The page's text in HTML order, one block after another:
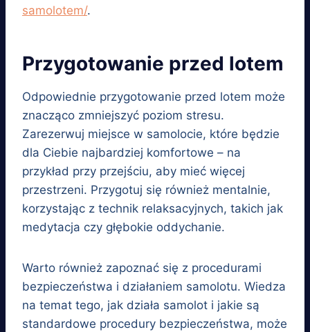
samolotem/.
Przygotowanie przed lotem
Odpowiednie przygotowanie przed lotem może
znacząco zmniejszyć poziom stresu.
Zarezerwuj miejsce w samolocie, które będzie
dla Ciebie najbardziej komfortowe – na
przykład przy przejściu, aby mieć więcej
przestrzeni. Przygotuj się również mentalnie,
korzystając z technik relaksacyjnych, takich jak
medytacja czy głębokie oddychanie.
Warto również zapoznać się z procedurami
bezpieczeństwa i działaniem samolotu. Wiedza
na temat tego, jak działa samolot i jakie są
standardowe procedury bezpieczeństwa, może